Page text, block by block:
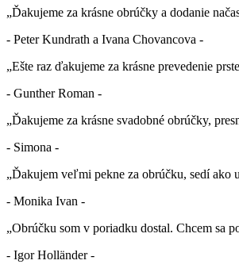
„Ďakujeme za krásne obrúčky a dodanie
- Peter Kundrath a Ivana Chovancova -
„Ešte raz ďakujeme za krásne prevedenie
- Gunther Roman -
„Ďakujeme za krásne svadobné obrúčky,
- Simona -
„Ďakujem veľmi pekne za obrúčku, sedí ako
- Monika Ivan -
„Obrúčku som v poriadku dostal. Chcem sa
- Igor Holländer -